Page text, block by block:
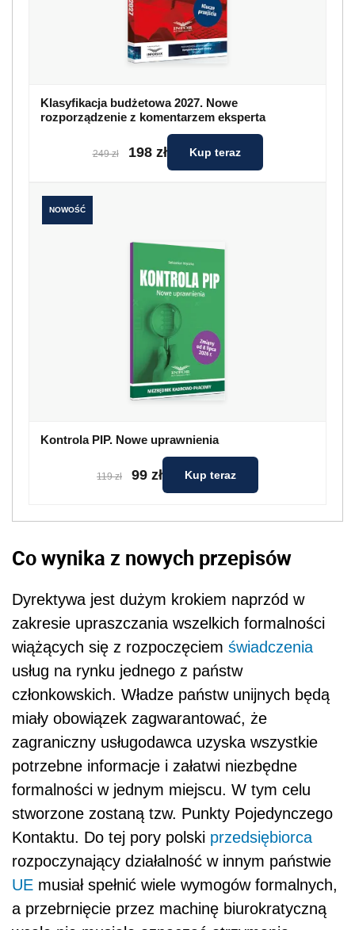
Klasyfikacja budżetowa 2027. Nowe
rozporządzenie z komentarzem eksperta
249 zł 198 zł Kup teraz
NOWOŚĆ
Kontrola PIP. Nowe uprawnienia
119 zł 99 zł Kup teraz
Co wynika z nowych przepisów
Dyrektywa jest dużym krokiem naprzód w
zakresie upraszczania wszelkich formalności
wiążących się z rozpoczęciem świadczenia
usług na rynku jednego z państw
członkowskich. Władze państw unijnych będą
miały obowiązek zagwarantować, że
zagraniczny usługodawca uzyska wszystkie
potrzebne informacje i załatwi niezbędne
formalności w jednym miejscu. W tym celu
stworzone zostaną tzw. Punkty Pojedynczego
Kontaktu. Do tej pory polski przedsiębiorca
rozpoczynający działalność w innym państwie
UE musiał spełnić wiele wymogów formalnych,
a przebrnięcie przez machinę biurokratyczną